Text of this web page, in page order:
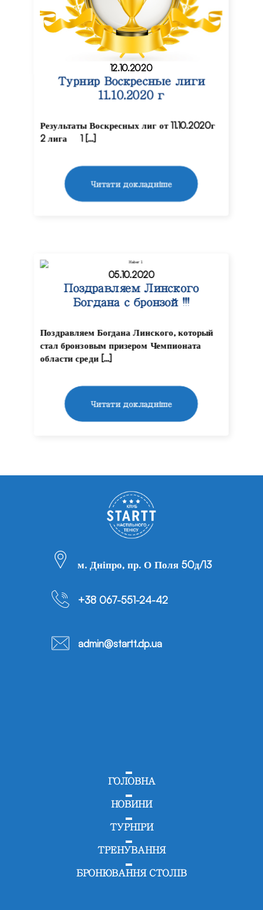
12.10.2020
Турнир Воскресные лиги
11.10.2020 г
Результаты Воскресных лиг от 11.10.2020г
2 лига 1 […]
Читати докладніше
05.10.2020
Поздравляем Линского
Богдана с бронзой !!!
Поздравляем Богдана Линского, который
стал бронзовым призером Чемпионата
области среди […]
Читати докладніше
м. Дніпро, пр. О Поля 50д/13
+38 067-551-24-42
admin@startt.dp.ua
ГОЛОВНА
НОВИНИ
ТУРНІРИ
ТРЕНУВАННЯ
БРОНЮВАННЯ СТОЛІВ